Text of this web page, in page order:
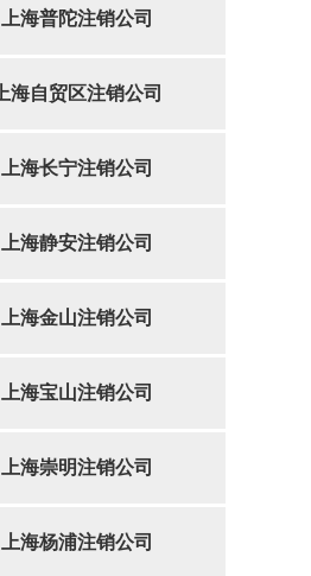
上海普陀注销公司
上海自贸区注销公司
上海长宁注销公司
上海静安注销公司
上海金山注销公司
上海宝山注销公司
上海崇明注销公司
上海杨浦注销公司